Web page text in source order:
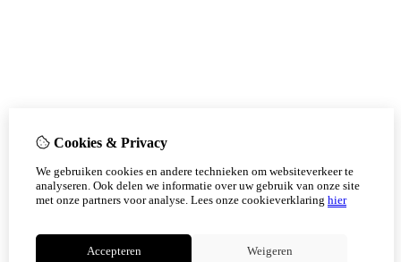
Cookies & Privacy
We gebruiken cookies en andere technieken om websiteverkeer te
analyseren. Ook delen we informatie over uw gebruik van onze site
met onze partners voor analyse. Lees onze cookieverklaring hier
Accepteren Weigeren